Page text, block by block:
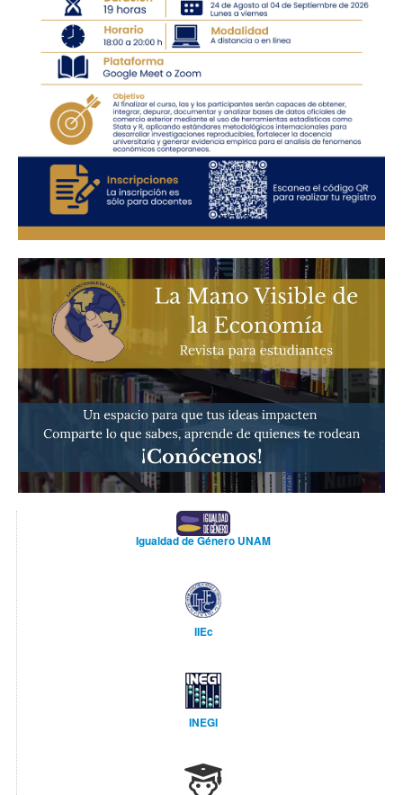
Igualdad de Género UNAM
IIEc
INEGI